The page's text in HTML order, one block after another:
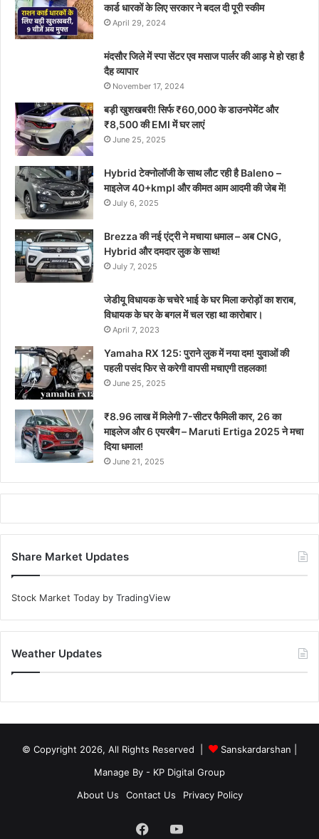
कार्ड धारकों के लिए सरकार ने बदल दी पूरी स्कीम
April 29, 2024
मंदसौर जिले में स्पा सेंटर एव मसाज पार्लर की आड़ मे हो रहा है
दैह व्यापार
November 17, 2024
बड़ी खुशखबरी! सिर्फ ₹60,000 के डाउनपेमेंट और
₹8,500 की EMI में घर लाएं
June 25, 2025
Hybrid टेक्नोलॉजी के साथ लौट रही है Baleno –
माइलेज 40+kmpl और कीमत आम आदमी की जेब में!
July 6, 2025
Brezza की नई एंट्री ने मचाया धमाल – अब CNG,
Hybrid और दमदार लुक के साथ!
July 7, 2025
जेडीयू विधायक के चचेरे भाई के घर मिला करोड़ों का शराब,
विधायक के घर के बगल में चल रहा था कारोबार।
April 7, 2023
Yamaha RX 125: पुराने लुक में नया दम! युवाओं की
पहली पसंद फिर से करेगी वापसी मचाएगी तहलका!
June 25, 2025
₹8.96 लाख में मिलेगी 7-सीटर फैमिली कार, 26 का
माइलेज और 6 एयरबैग – Maruti Ertiga 2025 ने मचा
दिया धमाल!
June 21, 2025
Share Market Updates
Stock Market Today by TradingView
Weather Updates
© Copyright 2026, All Rights Reserved | Sanskardarshan
Manage By - KP Digital Group
About Us
Contact Us Privacy Policy
FacebookYouTube